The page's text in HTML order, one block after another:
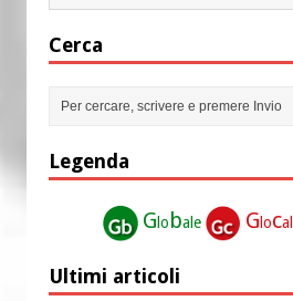
Cerca
Legenda
G lobale G loc
Ultimi articoli